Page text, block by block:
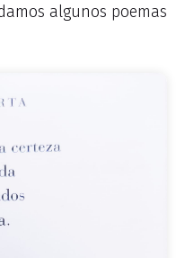
algunos poemas